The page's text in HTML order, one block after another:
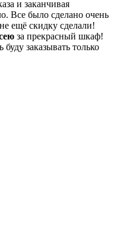
и заканчивая
Все было сделано очень
ещё скидку сделали!
за прекрасный шкаф!
заказывать только